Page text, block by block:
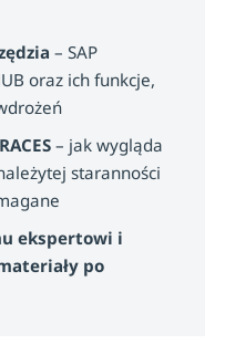
i raportować
organizacji
uporać się z
brak danych,
dostawców
przewagi
– SAP
oraz ich funkcje,
– jak wygląda
staranności
ekspertowi i
po